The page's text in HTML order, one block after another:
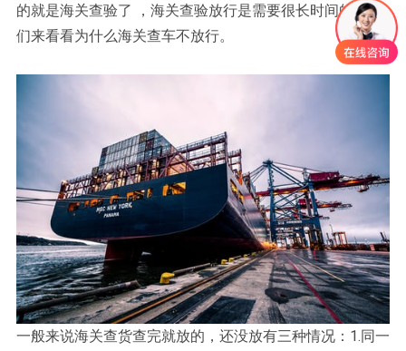
的就是海关查验了 ，海关查验放行是需要很长时间的，我
们来看看为什么海关查车不放行。
一般来说海关查货查完就放的，还没放有三种情况：1.同一